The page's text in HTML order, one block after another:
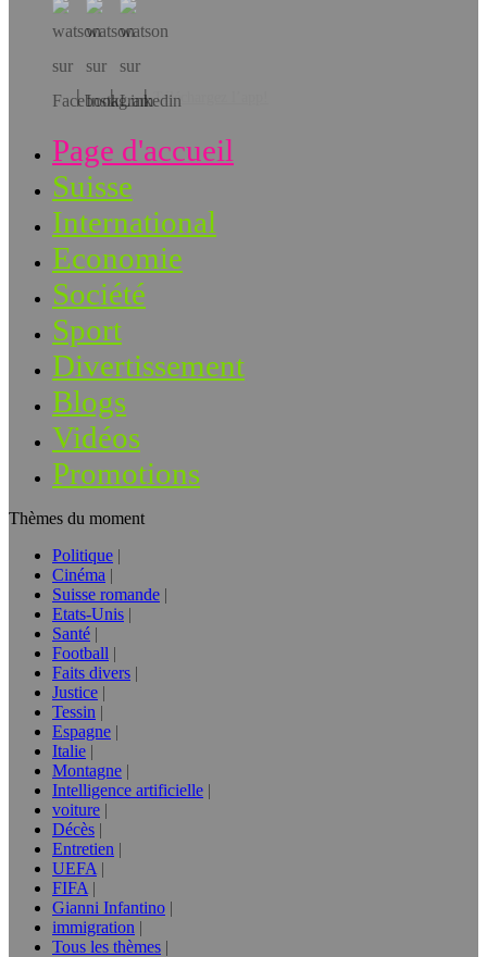
Téléchargez l’app!
Page d'accueil
Suisse
International
Economie
Société
Sport
Divertissement
Blogs
Vidéos
Promotions
Thèmes du moment
Politique
Cinéma
Suisse romande
Etats-Unis
Santé
Football
Faits divers
Justice
Tessin
Espagne
Italie
Montagne
Intelligence artificielle
voiture
Décès
Entretien
UEFA
FIFA
Gianni Infantino
immigration
Tous les thèmes